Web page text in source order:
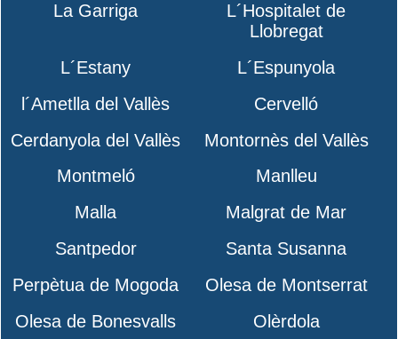
La Garriga
L´Hospitalet de
Llobregat
L´Estany
L´Espunyola
l´Ametlla del Vallès
Cervelló
Cerdanyola del Vallès
Montornès del Vallès
Montmeló
Manlleu
Malla
Malgrat de Mar
Santpedor
Santa Susanna
Perpètua de Mogoda
Olesa de Montserrat
Olesa de Bonesvalls
Olèrdola